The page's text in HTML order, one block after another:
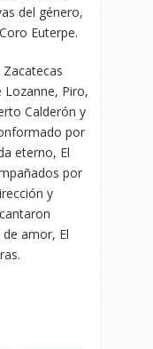
del género,
Euterpe.
Lozanne, Piro,
Calderón y
por
eterno, El
por
y
amor, El